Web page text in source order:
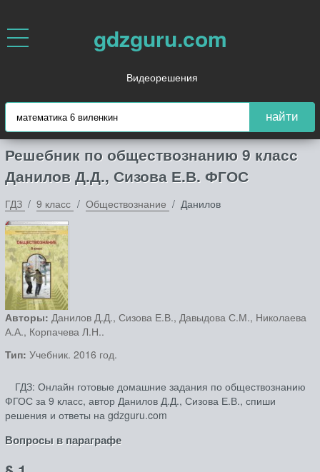
gdzguru.com
Видеорешения
найти
Решебник по обществознанию 9 класс
Данилов Д.Д., Сизова Е.В. ФГОС
ГДЗ 9 класс Обществознание Данилов
Авторы: Данилов Д.Д., Сизова Е.В., Давыдова С.М., Николаева
А.А., Корпачева Л.Н..
Тип: Учебник. 2016 год.
ГДЗ: Онлайн готовые домашние задания по обществознанию
ФГОС за 9 класс, автор Данилов Д.Д., Сизова Е.В., спиши
решения и ответы на gdzguru.com
Вопросы в параграфе